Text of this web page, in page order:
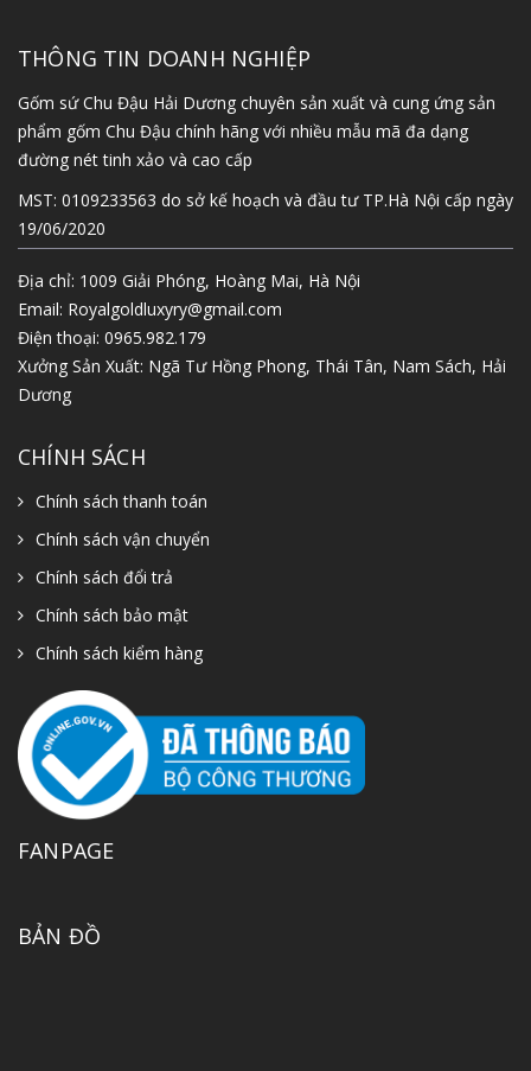
THÔNG TIN DOANH NGHIỆP
Gốm sứ Chu Đậu Hải Dương chuyên sản xuất và cung ứng sản
phẩm gốm Chu Đậu chính hãng với nhiều mẫu mã đa dạng
đường nét tinh xảo và cao cấp
MST: 0109233563 do sở kế hoạch và đầu tư TP.Hà Nội cấp ngày
19/06/2020
Địa chỉ: 1009 Giải Phóng, Hoàng Mai, Hà Nội
Email: Royalgoldluxyry@gmail.com
Điện thoại: 0965.982.179
Xưởng Sản Xuất: Ngã Tư Hồng Phong, Thái Tân, Nam Sách, Hải
Dương
CHÍNH SÁCH
Chính sách thanh toán
Chính sách vận chuyển
Chính sách đổi trả
Chính sách bảo mật
Chính sách kiểm hàng
FANPAGE
BẢN ĐỒ